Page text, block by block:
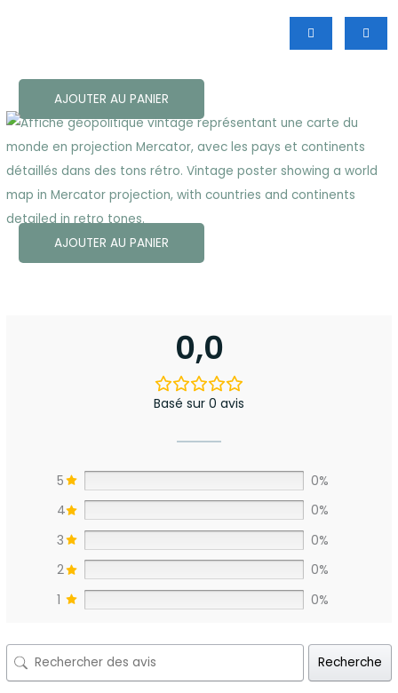
AJOUTER AU PANIER
AJOUTER AU PANIER
0,0
Basé sur 0 avis
5
0%
4
0%
3
0%
2
0%
1
0%
Recherche